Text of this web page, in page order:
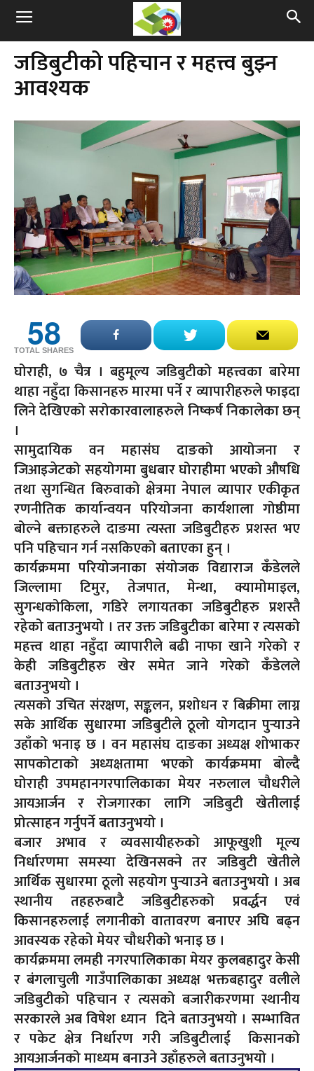
जडिबुटीको पहिचान र महत्त्व बुझ्‍न
आवश्यक
58
TOTAL SHARES
घोराही, ७ चैत्र । बहुमूल्य जडिबुटीको महत्त्वका बारेमा
थाहा नहुँदा किसानहरु मारमा पर्ने र व्यापारीहरुले फाइदा
लिने देखिएको सरोकारवालाहरुले निष्कर्ष निकालेका छन्
।
सामुदायिक वन महासंघ दाङको आयोजना र
जिआइजेटको सहयोगमा बुधबार घोराहीमा भएको औषधि
तथा सुगन्धित बिरुवाको क्षेत्रमा नेपाल व्यापार एकीकृत
रणनीतिक कार्यान्वयन परियोजना कार्यशाला गोष्ठीमा
बोल्ने बक्ताहरुले दाङमा त्यस्ता जडिबुटीहरु प्रशस्त भए
पनि पहिचान गर्न नसकिएको बताएका हुन् ।
कार्यक्रममा परियोजनाका संयोजक विद्याराज कँडेलले
जिल्लामा टिमुर, तेजपात, मेन्था, क्यामोमाइल,
सुगन्धकोकिला, गडिरे लगायतका जडिबुटीहरु प्रशस्तै
रहेको बताउनुभयो । तर उक्त जडिबुटीका बारेमा र त्यसको
महत्त्व थाहा नहुँदा व्यापारीले बढी नाफा खाने गरेको र
केही जडिबुटीहरु खेर समेत जाने गरेको कँडेलले
बताउनुभयो ।
त्यसको उचित संरक्षण, सङ्कलन, प्रशोधन र बिक्रीमा लाग्न
सके आर्थिक सुधारमा जडिबुटीले ठूलो योगदान पुर्‍याउने
उहाँको भनाइ छ । वन महासंघ दाङका अध्यक्ष शोभाकर
सापकोटाको अध्यक्षतामा भएको कार्यक्रममा बोल्दै
घोराही उपमहानगरपालिकाका मेयर नरुलाल चौधरीले
आयआर्जन र रोजगारका लागि जडिबुटी खेतीलाई
प्रोत्साहन गर्नुपर्ने बताउनुभयो ।
बजार अभाव र व्यवसायीहरुको आफूखुशी मूल्य
निर्धारणमा समस्या देखिनसक्ने तर जडिबुटी खेतीले
आर्थिक सुधारमा ठूलो सहयोग पुर्‍याउने बताउनुभयो । अब
स्थानीय तहहरुबाटै जडिबुटीहरुको प्रवर्द्धन एवं
किसानहरुलाई लगानीको वातावरण बनाएर अघि बढ्न
आवस्यक रहेको मेयर चौधरीको भनाइ छ ।
कार्यक्रममा लमही नगरपालिकाका मेयर कुलबहादुर केसी
र बंगलाचुली गाउँपालिकाका अध्यक्ष भक्तबहादुर वलीले
जडिबुटीको पहिचान र त्यसको बजारीकरणमा स्थानीय
सरकारले अब विषेश ध्यान दिने बताउनुभयो । सम्भावित
र पकेट क्षेत्र निर्धारण गरी जडिबुटीलाई किसानको
आयआर्जनको माध्यम बनाउने उहाँहरुले बताउनुभयो ।